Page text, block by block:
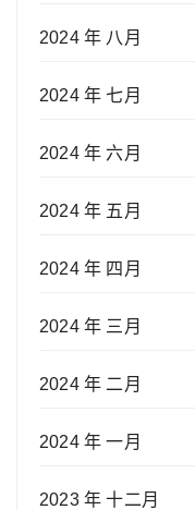
2024 年 八月
2024 年 七月
2024 年 六月
2024 年 五月
2024 年 四月
2024 年 三月
2024 年 二月
2024 年 一月
2023 年 十二月